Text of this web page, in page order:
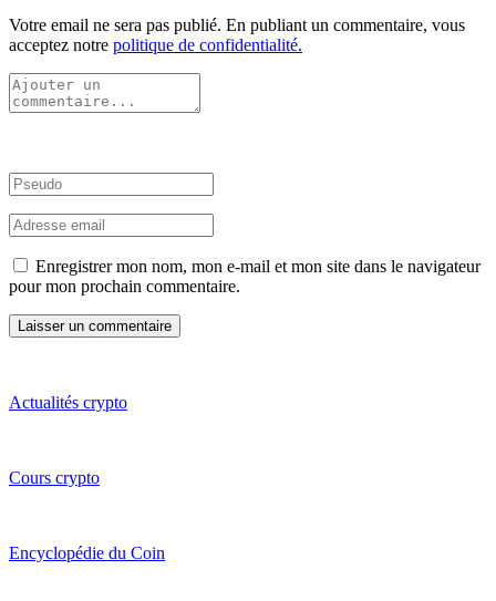
Votre email ne sera pas publié. En publiant un commentaire, vous
acceptez notre politique de confidentialité.
Enregistrer mon nom, mon e-mail et mon site dans le navigateur
pour mon prochain commentaire.
Actualités crypto
Cours crypto
Encyclopédie du Coin